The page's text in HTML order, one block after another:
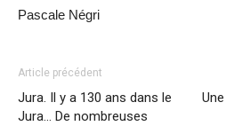
Pascale Négri
Article précédent
Jura. Il y a 130 ans dans le
Jura… De nombreuses